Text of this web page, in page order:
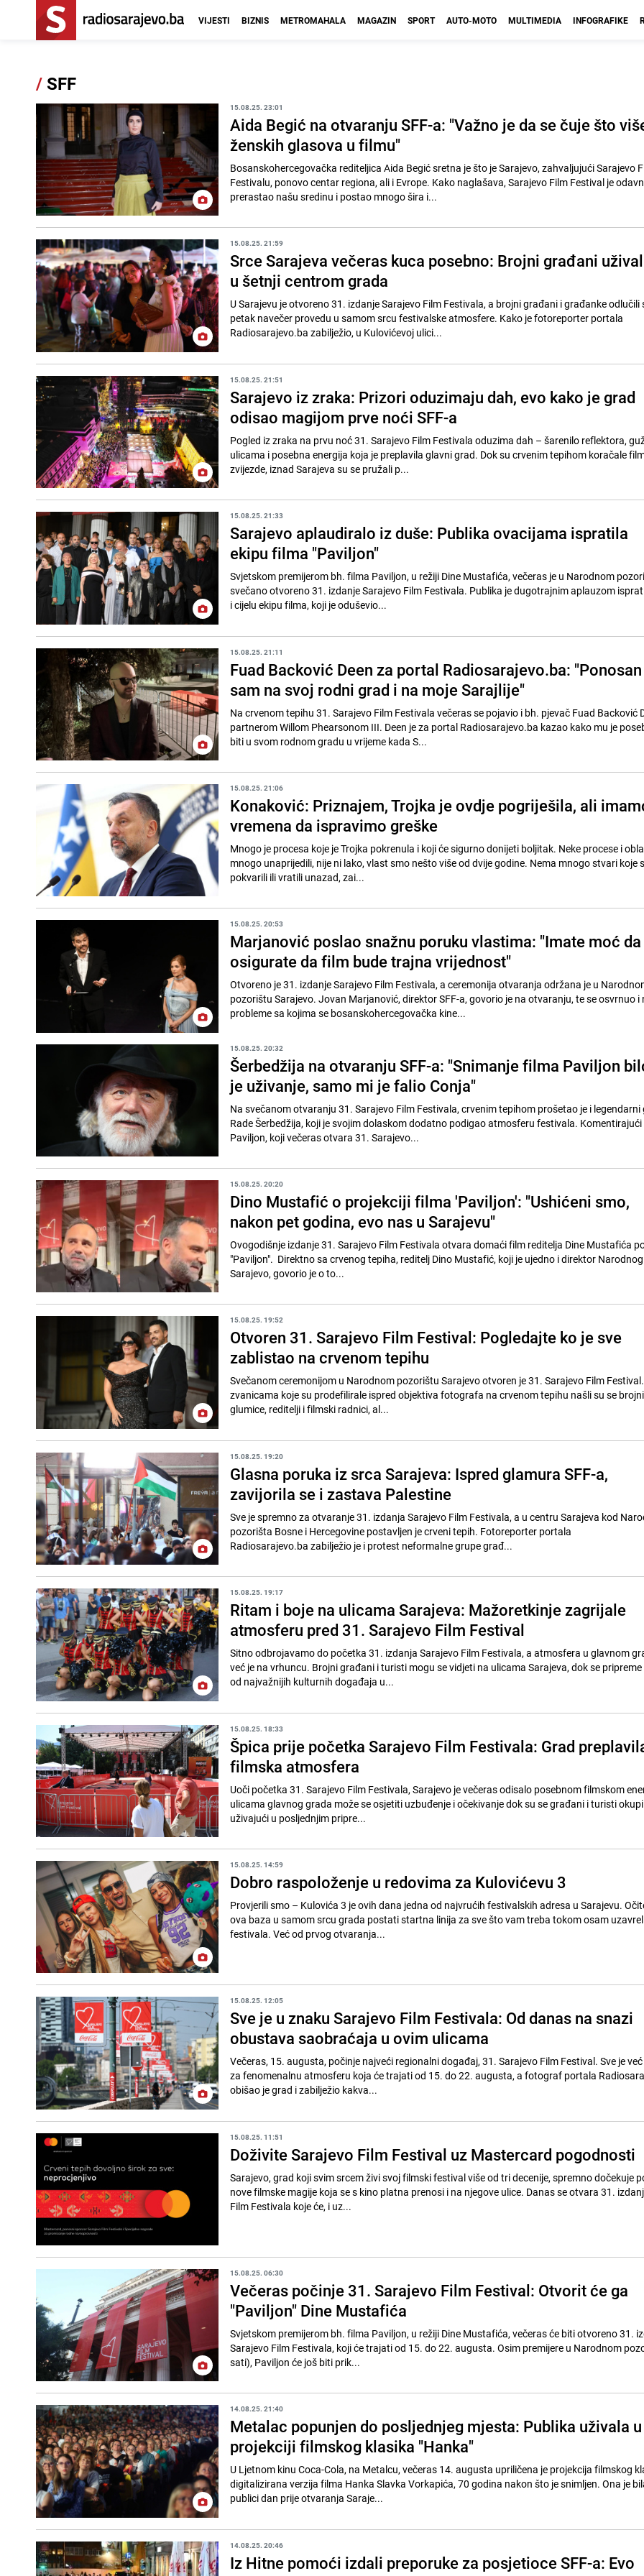
VIJESTI BIZNIS METROMAHALA MAGAZIN SPORT AUTO-MOTO MULTIMEDIA INFOGRAFIKE
/ SFF
15.08.25. 23:01
Aida Begić na otvaranju SFF-a: "Važno je da se čuje što
ženskih glasova u filmu"
Bosanskohercegovačka rediteljica Aida Begić sretna je što je Sarajevo, zahvaljujući Sarajevo
Festivalu, ponovo centar regiona, ali i Evrope. Kako naglašava, Sarajevo Film Festival je
prerastao našu sredinu i postao mnogo šira i...
15.08.25. 21:59
Srce Sarajeva večeras kuca posebno: Brojni građani
u šetnji centrom grada
U Sarajevu je otvoreno 31. izdanje Sarajevo Film Festivala, a brojni građani i građanke odlučili
petak navečer provedu u samom srcu festivalske atmosfere. Kako je fotoreporter portala
Radiosarajevo.ba zabilježio, u Kulovićevoj ulici...
15.08.25. 21:51
Sarajevo iz zraka: Prizori oduzimaju dah, evo kako je grad
odisao magijom prve noći SFF-a
Pogled iz zraka na prvu noć 31. Sarajevo Film Festivala oduzima dah – šarenilo reflektora,
ulicama i posebna energija koja je preplavila glavni grad. Dok su crvenim tepihom koračale
zvijezde, iznad Sarajeva su se pružali p...
15.08.25. 21:33
Sarajevo aplaudiralo iz duše: Publika ovacijama ispratila
ekipu filma "Paviljon"
Svjetskom premijerom bh. filma Paviljon, u režiji Dine Mustafića, večeras je u Narodnom
svečano otvoreno 31. izdanje Sarajevo Film Festivala. Publika je dugotrajnim aplauzom
i cijelu ekipu filma, koji je oduševio...
15.08.25. 21:11
Fuad Backović Deen za portal Radiosarajevo.ba: "Ponosan
sam na svoj rodni grad i na moje Sarajlije"
Na crvenom tepihu 31. Sarajevo Film Festivala večeras se pojavio i bh. pjevač Fuad Backović
partnerom Willom Phearsonom III. Deen je za portal Radiosarajevo.ba kazao kako mu je
biti u svom rodnom gradu u vrijeme kada S...
15.08.25. 21:06
Konaković: Priznajem, Trojka je ovdje pogriješila, ali
vremena da ispravimo greške
Mnogo je procesa koje je Trojka pokrenula i koji će sigurno donijeti boljitak. Neke procese i
mnogo unaprijedili, nije ni lako, vlast smo nešto više od dvije godine. Nema mnogo stvari koje
pokvarili ili vratili unazad, zai...
15.08.25. 20:53
Marjanović poslao snažnu poruku vlastima: "Imate moć da
osigurate da film bude trajna vrijednost"
Otvoreno je 31. izdanje Sarajevo Film Festivala, a ceremonija otvaranja održana je u
pozorištu Sarajevo. Jovan Marjanović, direktor SFF-a, govorio je na otvaranju, te se osvrnuo i
probleme sa kojima se bosanskohercegovačka kine...
15.08.25. 20:32
Šerbedžija na otvaranju SFF-a: "Snimanje filma Paviljon
je uživanje, samo mi je falio Conja"
Na svečanom otvaranju 31. Sarajevo Film Festivala, crvenim tepihom prošetao je i legendarni
Rade Šerbedžija, koji je svojim dolaskom dodatno podigao atmosferu festivala.
Paviljon, koji večeras otvara 31. Sarajevo...
15.08.25. 20:20
Dino Mustafić o projekciji filma 'Paviljon': "Ushićeni smo,
nakon pet godina, evo nas u Sarajevu"
Ovogodišnje izdanje 31. Sarajevo Film Festivala otvara domaći film reditelja Dine Mustafića
"Paviljon". Direktno sa crvenog tepiha, reditelj Dino Mustafić, koji je ujedno i direktor
Sarajevo, govorio je o to...
15.08.25. 19:52
Otvoren 31. Sarajevo Film Festival: Pogledajte ko je sve
zablistao na crvenom tepihu
Svečanom ceremonijom u Narodnom pozorištu Sarajevo otvoren je 31. Sarajevo Film
zvanicama koje su prodefilirale ispred objektiva fotografa na crvenom tepihu našli su se
glumice, reditelji i filmski radnici, al...
15.08.25. 19:20
Glasna poruka iz srca Sarajeva: Ispred glamura SFF-a,
zavijorila se i zastava Palestine
Sve je spremno za otvaranje 31. izdanja Sarajevo Film Festivala, a u centru Sarajeva kod
pozorišta Bosne i Hercegovine postavljen je crveni tepih. Fotoreporter portala
Radiosarajevo.ba zabilježio je i protest neformalne grupe građ...
15.08.25. 19:17
Ritam i boje na ulicama Sarajeva: Mažoretkinje zagrijale
atmosferu pred 31. Sarajevo Film Festival
Sitno odbrojavamo do početka 31. izdanja Sarajevo Film Festivala, a atmosfera u glavnom
već je na vrhuncu. Brojni građani i turisti mogu se vidjeti na ulicama Sarajeva, dok se pripreme
od najvažnijih kulturnih događaja u...
15.08.25. 18:33
Špica prije početka Sarajevo Film Festivala: Grad
filmska atmosfera
Uoči početka 31. Sarajevo Film Festivala, Sarajevo je večeras odisalo posebnom filmskom
ulicama glavnog grada može se osjetiti uzbuđenje i očekivanje dok su se građani i turisti
uživajući u posljednjim pripre...
15.08.25. 14:59
Dobro raspoloženje u redovima za Kulovićevu 3
Provjerili smo – Kulovića 3 je ovih dana jedna od najvrućih festivalskih adresa u Sarajevu.
ova baza u samom srcu grada postati startna linija za sve što vam treba tokom osam
festivala. Već od prvog otvaranja...
15.08.25. 12:05
Sve je u znaku Sarajevo Film Festivala: Od danas na snazi
obustava saobraćaja u ovim ulicama
Večeras, 15. augusta, počinje najveći regionalni događaj, 31. Sarajevo Film Festival. Sve je
za fenomenalnu atmosferu koja će trajati od 15. do 22. augusta, a fotograf portala
obišao je grad i zabilježio kakva...
15.08.25. 11:51
Doživite Sarajevo Film Festival uz Mastercard pogodnosti
Sarajevo, grad koji svim srcem živi svoj filmski festival više od tri decenije, spremno dočekuje
nove filmske magije koja se s kino platna prenosi i na njegove ulice. Danas se otvara 31.
Film Festivala koje će, i uz...
15.08.25. 06:30
Večeras počinje 31. Sarajevo Film Festival: Otvorit će ga
"Paviljon" Dine Mustafića
Svjetskom premijerom bh. filma Paviljon, u režiji Dine Mustafića, večeras će biti otvoreno 31.
Sarajevo Film Festivala, koji će trajati od 15. do 22. augusta. Osim premijere u Narodnom
sati), Paviljon će još biti prik...
14.08.25. 21:40
Metalac popunjen do posljednjeg mjesta: Publika uživala u
projekciji filmskog klasika "Hanka"
U Ljetnom kinu Coca-Cola, na Metalcu, večeras 14. augusta upriličena je projekcija filmskog
digitalizirana verzija filma Hanka Slavka Vorkapića, 70 godina nakon što je snimljen. Ona je
publici dan prije otvaranja Saraje...
14.08.25. 20:46
Iz Hitne pomoći izdali preporuke za posjetioce SFF-a: Evo